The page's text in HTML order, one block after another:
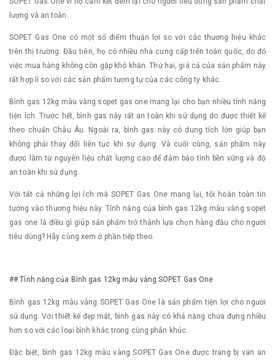
lượng và an toàn.
SOPET Gas One có một số điểm thuận lợi so với các thương hiệu khác
trên thị trường. Đầu tiên, họ có nhiều nhà cung cấp trên toàn quốc, do đó
việc mua hàng không còn gặp khó khăn. Thứ hai, giá cả của sản phẩm này
rất hợp lí so với các sản phẩm tương tự của các công ty khác.
Bình gas 12kg màu vàng sopet gas one mang lại cho bạn nhiều tính năng
tiện ích. Trước hết, bình gas này rất an toàn khi sử dụng do được thiết kế
theo chuẩn Châu Âu. Ngoài ra, bình gas này có dung tích lớn giúp bạn
không phải thay đổi liên tục khi sự dụng. Và cuối cùng, sản phẩm này
được làm từ nguyên liệu chất lượng cao để đảm bảo tính bền vững và độ
an toàn khi sử dụng.
Với tất cả những lợi ích mà SOPET Gas One mang lại, tôi hoàn toàn tin
tưởng vào thương hiệu này. Tính năng của bình gas 12kg màu vàng sopet
gas one là điều gì giúp sản phẩm trở thành lựa chọn hàng đầu cho người
tiêu dùng? Hãy cùng xem ở phần tiếp theo.
## Tính năng của Bình gas 12kg màu vàng SOPET Gas One
Bình gas 12kg màu vàng SOPET Gas One là sản phẩm tiện lợi cho người
sử dụng. Với thiết kế đẹp mắt, bình gas này có khả năng chứa đựng nhiều
hơn so với các loại bình khác trong cùng phân khúc.
Đặc biệt, bình gas 12kg màu vàng SOPET Gas One được trang bị van an